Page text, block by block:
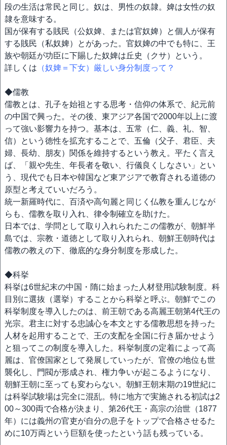
段の生活は常民と同じ。奴は、男性の奴隷。婢は女性の奴
隷を意味する。
国が保有する賎民（公奴婢、または官奴婢）と個人が保有
する賎民（私奴婢）とがあった。官奴婢の中でも特に、王
族や朝廷が功臣に下賜した奴婢は丘史（クサ）という。
詳しくは （奴婢＝下女）厳しい身分制度って？
◆儒教
儒教とは、孔子を始祖とする思考・信仰の体系で、紀元前
の中国で興った。その後、東アジア各国で2000年以上に渡
って強い影響力を持つ。基本は、五常（仁、義、礼、智、
信）という徳性を拡充することで、五倫（父子、君臣、夫
婦、長幼、朋友）関係を維持するという教え。平たく言え
ば、「親や先生、年長者を敬い、行儀良くしなさい」とい
う、現代でも日本や韓国など東アジアで教育される道徳の
原型と考えていいだろう。
統一新羅時代に、百済や高句麗と同じく仏教を重んじなが
らも、儒教を取り入れ、律令制確立を助けた。
日本では、学問として取り入れられたこの儒教が、朝鮮半
島では、宗教・道徳として取り入れられ、朝鮮王朝時代は
儒教の教えの下、徹底的な身分制度を形成した。
◆科挙
科挙は6世紀末の中国・隋に始まった人材登用試験制度。科
目別に選抜（選挙）することから科挙と呼ぶ。朝鮮でこの
科挙制度を導入したのは、前王朝である高麗王朝第4代王の
光宗。君主に対する忠誠心を本文とする儒教思想を持った
人材を起用することで、王の支配を全国に行き届かせよう
と狙ってこの制度を導入した。科挙制度の定着によって高
麗は、官僚国家として発展していったが、官僚の地位も世
襲化し、門閥が形成され、権力争いが起こるようになり、
朝鮮王朝に至っても変わらない。朝鮮王朝末期の19世紀に
は科挙試験場は完全に混乱。特に地方で実施さ​​れる初試は2
00～300両で合格が決まり、第26代王・高宗の治世（1877
年）には義州の官吏が自分の息子をトップで合格させるた
めに10万両という巨額を使ったという話も残っている。